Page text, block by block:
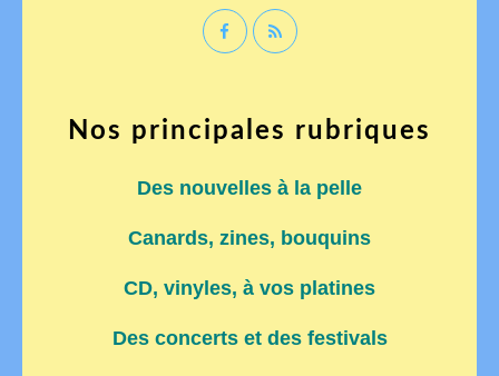
Nos principales rubriques
Des nouvelles à la pelle
Canards, zines, bouquins
CD, vinyles, à vos platines
Des concerts et des festivals